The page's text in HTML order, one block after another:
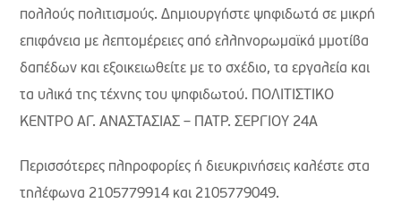
πολλούς πολιτισμούς. Δημιουργήστε ψηφιδωτά σε μικρή
επιφάνεια με λεπτομέρειες από ελληνορωμαϊκά µμοτίβα
δαπέδων και εξοικειωθείτε µε το σχέδιο, τα εργαλεία και
τα υλικά της τέχνης του ψηφιδωτού. ΠΟΛΙΤΙΣΤΙΚΟ
ΚΕΝΤΡΟ ΑΓ. ΑΝΑΣΤΑΣΙΑΣ – ΠΑΤΡ. ΣΕΡΓΙΟΥ 24Α
Περισσότερες πληροφορίες ή διευκρινήσεις καλέστε στα
τηλέφωνα 2105779914 και 2105779049.